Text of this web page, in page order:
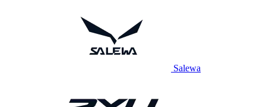
Salewa